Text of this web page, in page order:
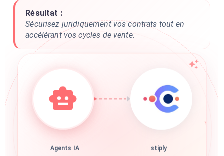
Résultat :
Sécurisez juridiquement vos contrats tout en
accélérant vos cycles de vente.
Agents IA stiply